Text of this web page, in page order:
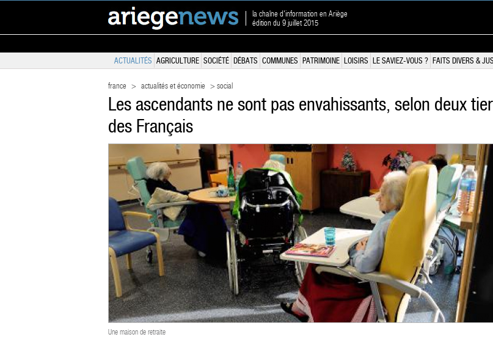
la chaîne d'information en Ariège
édition du 9 juillet 2015
ACTUALITÉS AGRICULTURE SOCIÉTÉ DÉBATS COMMUNES PATRIMOINE LOISIRS LE SAVIEZ-VOUS ? FAITS DIVERS &
france > actualités et économie > social
Les ascendants ne sont pas envahissants, selon deux
des Français
Une maison de retraite